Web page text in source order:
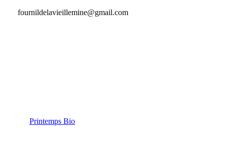
fournildelavieillemine@gmail.com
Printemps Bio